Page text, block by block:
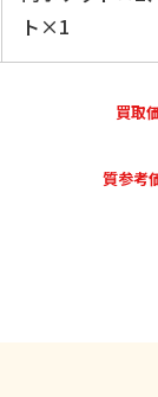
ト×1
買取
質参考